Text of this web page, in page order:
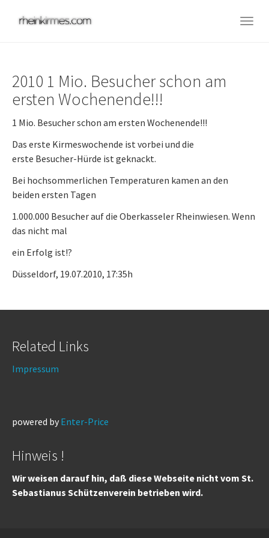
2010 1 Mio. Besucher schon am
ersten Wochenende!!!
1 Mio. Besucher schon am ersten Wochenende!!!
Das erste Kirmeswochende ist vorbei und die
erste Besucher-Hürde ist geknackt.
Bei hochsommerlichen Temperaturen kamen an den
beiden ersten Tagen
1.000.000 Besucher auf die Oberkasseler Rheinwiesen. Wenn
das nicht mal
ein Erfolg ist!?
Düsseldorf, 19.07.2010, 17:35h
Related Links
Impressum
powered by Enter-Price
Hinweis !
Wir weisen darauf hin, daß diese Webseite nicht vom St.
Sebastianus Schützenverein betrieben wird.